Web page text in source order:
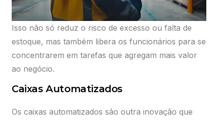
Isso não só reduz o risco de excesso ou falta de
estoque, mas também libera os funcionários para se
concentrarem em tarefas que agregam mais valor
ao negócio.
Caixas Automatizados
Os caixas automatizados são outra inovação que